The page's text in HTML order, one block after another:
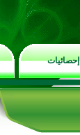
إحصائيات